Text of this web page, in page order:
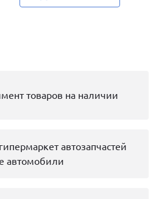
товаров на наличии
автозапчастей
автомобили